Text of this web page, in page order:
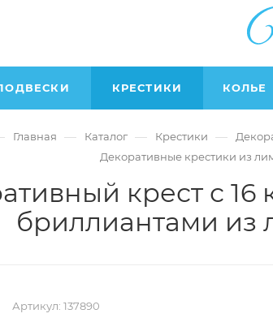
КРЕСТИКИ КОЛЬЕ
Главная — Каталог — Крестики —
Декоративные крестики из
крест с
бриллиантами из
Артикул: 137890